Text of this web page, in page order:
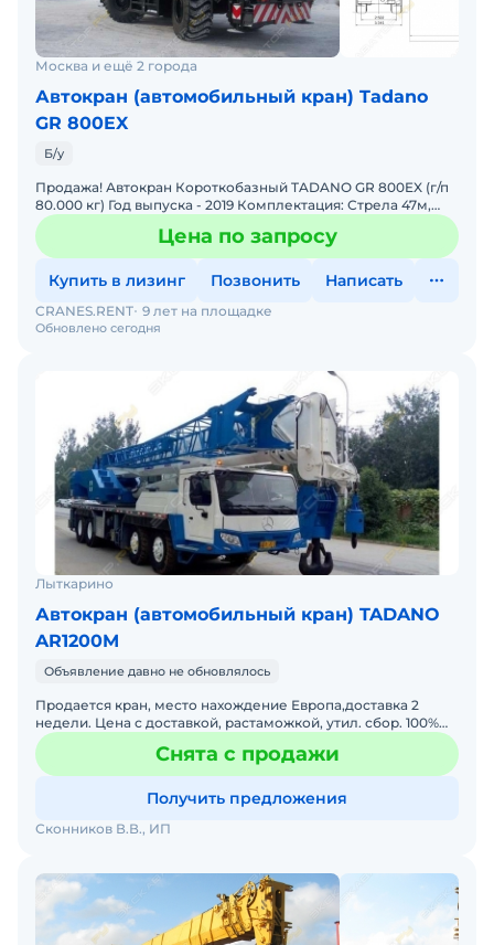
Москва и ещё 2 города
Автокран (автомобильный кран) Tadano
GR 800EX
Б/у
Продажа! Автокран Короткобазный TADANO GR 800EX (г/п
80.000 кг) Год выпуска - 2019 Комплектация: Стрела 47м,
плюс гусёк 18м. Цвет - бело-синий. Наработка
Цена по запросу
Купить в лизинг Позвонить Написать
Обновлено сегодня
CRANES.RENT 9 лет на площадке
Лыткарино
Автокран (автомобильный кран) TADANO
AR1200M
Объявление давно не обновлялось
Продается кран, место нахождение Европа,доставка 2
недели. Цена с доставкой, растаможкой, утил. сбор. 100%
предоплата, можно в лизинг.
Снята с продажи
Получить предложения
Сконников В.В., ИП